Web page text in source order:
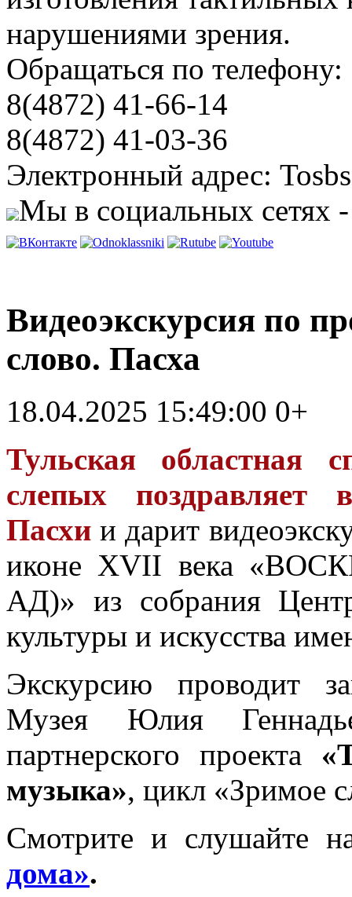
нарушениями зрения.
Обращаться по телефону:
8(4872) 41-66-14
8(4872) 41-03-36
Электронный адрес:
Мы в социальных сетях
Видеоэкскурсия по
слово. Пасха
18.04.2025 15:49:00 0+
Тульская областная
слепых поздравляет
Пасхи и дарит
иконе XVII века
АД)» из собрания
культуры и искусства
Экскурсию проводит
Музея Юлия
партнерского проекта
музыка», цикл «Зримое
Смотрите и слушайте
дома».